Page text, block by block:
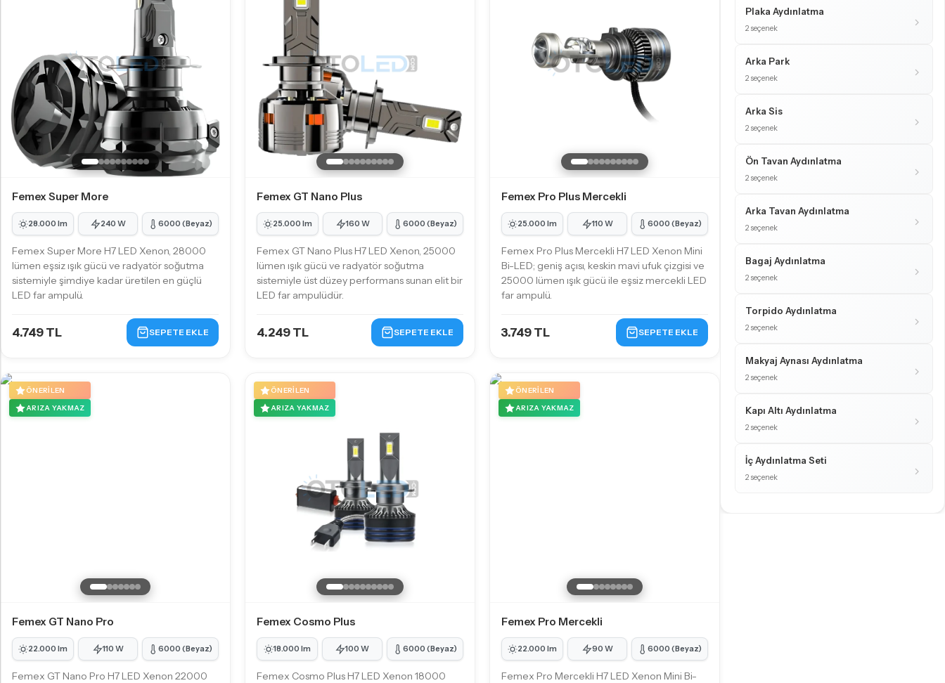
Femex Super More
28.000 lm 240 W 6000 (Beyaz)
Femex Super More H7 LED Xenon, 28000
lümen eşsiz ışık gücü ve radyatör soğutma
sistemiyle şimdiye kadar üretilen en güçlü
LED far ampulü.
4.749 TL SEPETE EKLE
Femex GT Nano Plus
25.000 lm 160 W 6000 (Beyaz)
Femex GT Nano Plus H7 LED Xenon, 25000
lümen ışık gücü ve radyatör soğutma
sistemiyle üst düzey performans sunan elit bir
LED far ampulüdür.
4.249 TL SEPETE EKLE
Femex Pro Plus Mercekli
25.000 lm 110 W 6000 (Beyaz)
Femex Pro Plus Mercekli H7 LED Xenon Mini
Bi-LED; geniş açısı, keskin mavi ufuk çizgisi ve
25000 lümen ışık gücü ile eşsiz mercekli LED
far ampulü.
3.749 TL SEPETE EKLE
ÖNERILEN
ARIZA YAKMAZ
Femex GT Nano Pro
22.000 lm 110 W 6000 (Beyaz)
Femex GT Nano Pro H7 LED Xenon 22000
ÖNERILEN
ARIZA YAKMAZ
Femex Cosmo Plus
18.000 lm 100 W 6000 (Beyaz)
Femex Cosmo Plus H7 LED Xenon 18000
ÖNERILEN
ARIZA YAKMAZ
Femex Pro Mercekli
22.000 lm 90 W 6000 (Beyaz)
Femex Pro Mercekli H7 LED Xenon Mini Bi-
Plaka Aydınlatma
2 seçenek
Arka Park
2 seçenek
Arka Sis
2 seçenek
Ön Tavan Aydınlatma
2 seçenek
Arka Tavan Aydınlatma
2 seçenek
Bagaj Aydınlatma
2 seçenek
Torpido Aydınlatma
2 seçenek
Makyaj Aynası Aydınlatma
2 seçenek
Kapı Altı Aydınlatma
2 seçenek
İç Aydınlatma Seti
2 seçenek